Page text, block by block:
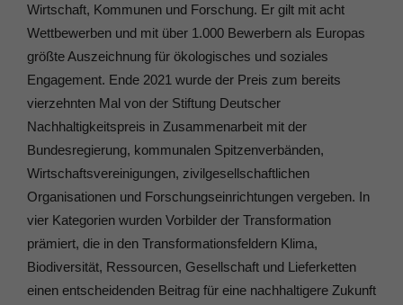
Wirtschaft, Kommunen und Forschung. Er gilt mit acht
Wettbewerben und mit über 1.000 Bewerbern als Europas
größte Auszeichnung für ökologisches und soziales
Engagement. Ende 2021 wurde der Preis zum bereits
vierzehnten Mal von der Stiftung Deutscher
Nachhaltigkeitspreis in Zusammenarbeit mit der
Bundesregierung, kommunalen Spitzenverbänden,
Wirtschaftsvereinigungen, zivilgesellschaftlichen
Organisationen und Forschungseinrichtungen vergeben. In
vier Kategorien wurden Vorbilder der Transformation
prämiert, die in den Transformationsfeldern Klima,
Biodiversität, Ressourcen, Gesellschaft und Lieferketten
einen entscheidenden Beitrag für eine nachhaltigere Zukunft